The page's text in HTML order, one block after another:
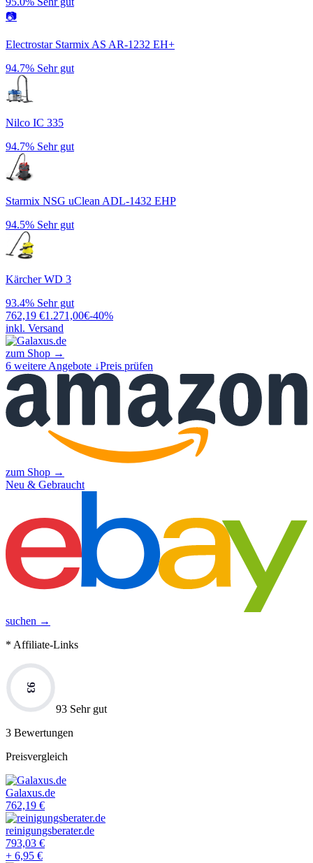
📷
Electrostar Starmix AS AR-1232 EH+
94.7% Sehr gut
Nilco IC 335
94.7% Sehr gut
Starmix NSG uClean ADL-1432 EHP
94.5% Sehr gut
Kärcher WD 3
93.4% Sehr gut
762,19 €1.271,00€-40%
inkl. Versand
zum Shop →
6 weitere Angebote ↓Preis prüfen
zum Shop →
Neu & Gebraucht
suchen →
* Affiliate-Links
93
93 Sehr gut
3 Bewertungen
Preisvergleich
Galaxus.de
762,19 €
reinigungsberater.de
793,03 €
+ 6,95 €